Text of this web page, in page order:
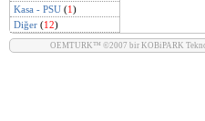
Kasa - PSU (1)
Diğer (12)
OEMTURK™ ©2007 bir KOBiPARK